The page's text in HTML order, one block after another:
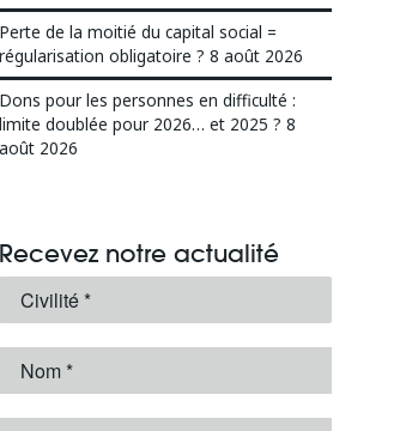
Perte de la moitié du capital social =
régularisation obligatoire ? 8 août 2026
Dons pour les personnes en difficulté :
limite doublée pour 2026… et 2025 ? 8
août 2026
Recevez notre actualité